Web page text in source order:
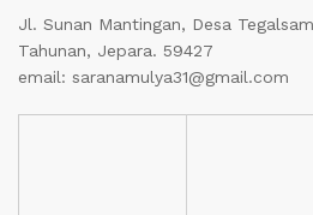
Jl. Sunan Mantingan, Desa
Tahunan, Jepara. 59427
email: saranamulya31@gmail.com